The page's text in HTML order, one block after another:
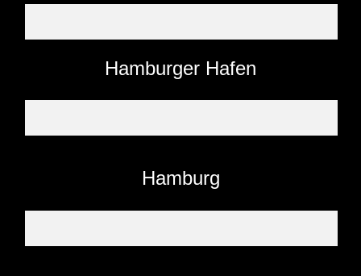
Hamburger Hafen
Hamburg